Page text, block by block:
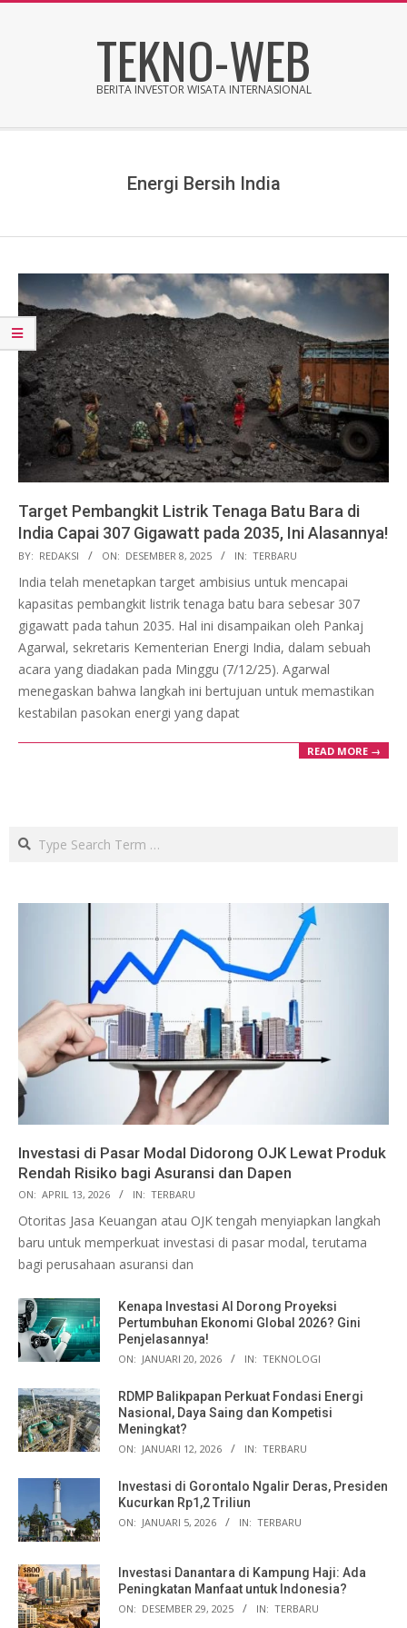
TEKNO-WEB
BERITA INVESTOR WISATA INTERNASIONAL
Energi Bersih India
Target Pembangkit Listrik Tenaga Batu Bara di
India Capai 307 Gigawatt pada 2035, Ini Alasannya!
2025-
12-
08
BY: REDAKSI ON: DESEMBER 8, 2025 IN: TERBARU
India telah menetapkan target ambisius untuk mencapai
kapasitas pembangkit listrik tenaga batu bara sebesar 307
gigawatt pada tahun 2035. Hal ini disampaikan oleh Pankaj
Agarwal, sekretaris Kementerian Energi India, dalam sebuah
acara yang diadakan pada Minggu (7/12/25). Agarwal
menegaskan bahwa langkah ini bertujuan untuk memastikan
kestabilan pasokan energi yang dapat
READ MORE →
Search
Investasi di Pasar Modal Didorong OJK Lewat Produk
Rendah Risiko bagi Asuransi dan Dapen
ON: APRIL 13, 2026 IN: TERBARU
Otoritas Jasa Keuangan atau OJK tengah menyiapkan langkah
baru untuk memperkuat investasi di pasar modal, terutama
bagi perusahaan asuransi dan
Kenapa Investasi AI Dorong Proyeksi
Pertumbuhan Ekonomi Global 2026? Gini
Penjelasannya!
ON: JANUARI 20, 2026 IN: TEKNOLOGI
RDMP Balikpapan Perkuat Fondasi Energi
Nasional, Daya Saing dan Kompetisi
Meningkat?
ON: JANUARI 12, 2026 IN: TERBARU
Investasi di Gorontalo Ngalir Deras, Presiden
Kucurkan Rp1,2 Triliun
ON: JANUARI 5, 2026 IN: TERBARU
Investasi Danantara di Kampung Haji: Ada
Peningkatan Manfaat untuk Indonesia?
ON: DESEMBER 29, 2025 IN: TERBARU